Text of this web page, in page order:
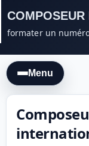
formater un
Menu